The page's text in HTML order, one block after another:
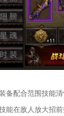
备配合范围技能
能在敌人放大招